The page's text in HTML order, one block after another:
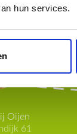
hun services.
Oijen
61